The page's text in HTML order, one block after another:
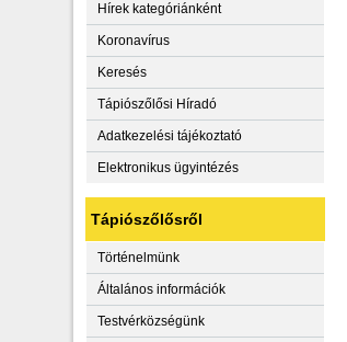
Hírek kategóriánként
Koronavírus
Keresés
Tápiószőlősi Híradó
Adatkezelési tájékoztató
Elektronikus ügyintézés
Tápiószőlősről
Történelmünk
Általános információk
Testvérközségünk